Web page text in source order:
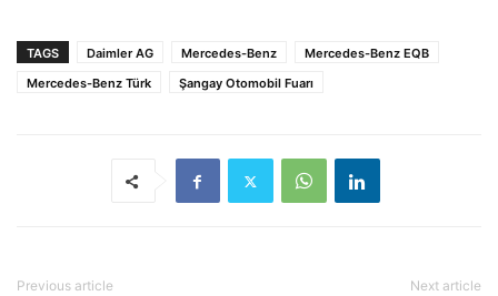
TAGS Daimler AG Mercedes-Benz
Mercedes-Benz EQB
Mercedes-Benz Türk
Şangay Otomobil Fuarı
Previous article Next article